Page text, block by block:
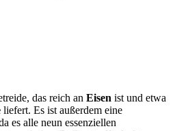
das reich an Eisen ist und etwa
liefert. Es ist außerdem eine
es alle neun essenziellen